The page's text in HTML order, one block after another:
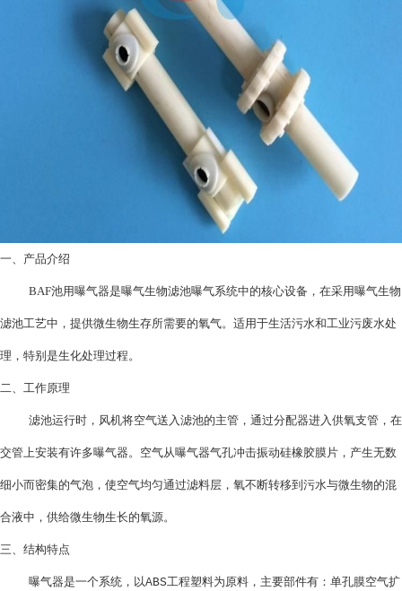
一、产品介绍
BAF池用曝气器是曝气生物滤池曝气系统中的核心设备，在采用曝气生物
滤池工艺中，提供微生物生存所需要的氧气。适用于生活污水和工业污废水处
理，特别是生化处理过程。
二、工作原理
滤池运行时，风机将空气送入滤池的主管，通过分配器进入供氧支管，在
交管上安装有许多曝气器。空气从曝气器气孔冲击振动硅橡胶膜片，产生无数
细小而密集的气泡，使空气均匀通过滤料层，氧不断转移到污水与微生物的混
合液中，供给微生物生长的氧源。
三、结构特点
曝气器是一个系统，以ABS工程塑料为原料，主要部件有：单孔膜空气扩